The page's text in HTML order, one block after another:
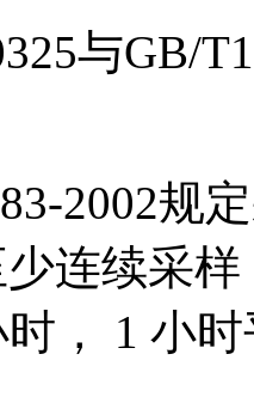
与GB/
2002规定
连续采
， 1 小